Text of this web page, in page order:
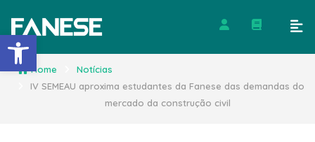
Barra de Ferramentas
Home
Notícias
IV SEMEAU aproxima estudantes da Fanese das demandas do
mercado da construção civil